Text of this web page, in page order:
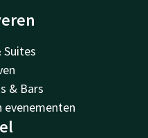
Suites
& Bars
evenementen